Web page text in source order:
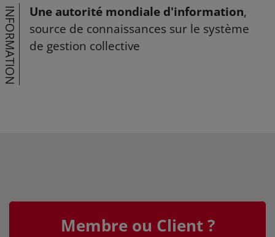
INFORMATION Une autorité mondiale d'information,
source de connaissances sur le système
de gestion collective
Membre ou Client ?